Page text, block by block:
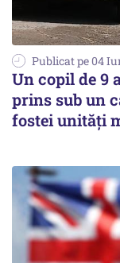
Publicat pe 04
Un copil de 9
prins sub un
fostei unități